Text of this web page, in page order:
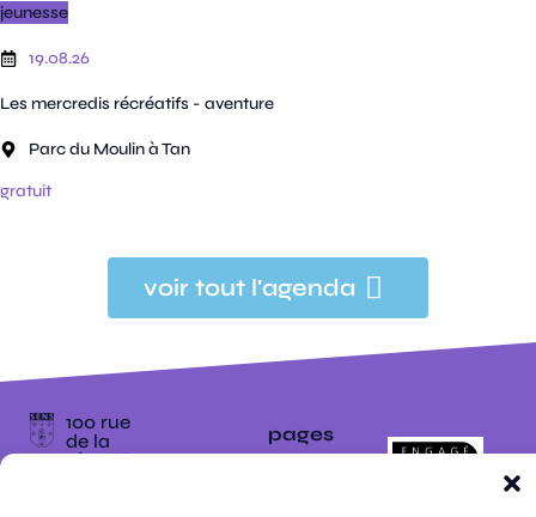
jeunesse
19.08.26
Les mercredis récréatifs - aventure
Parc du Moulin à Tan
gratuit
voir tout l'agenda
100 rue
de la
république
pages